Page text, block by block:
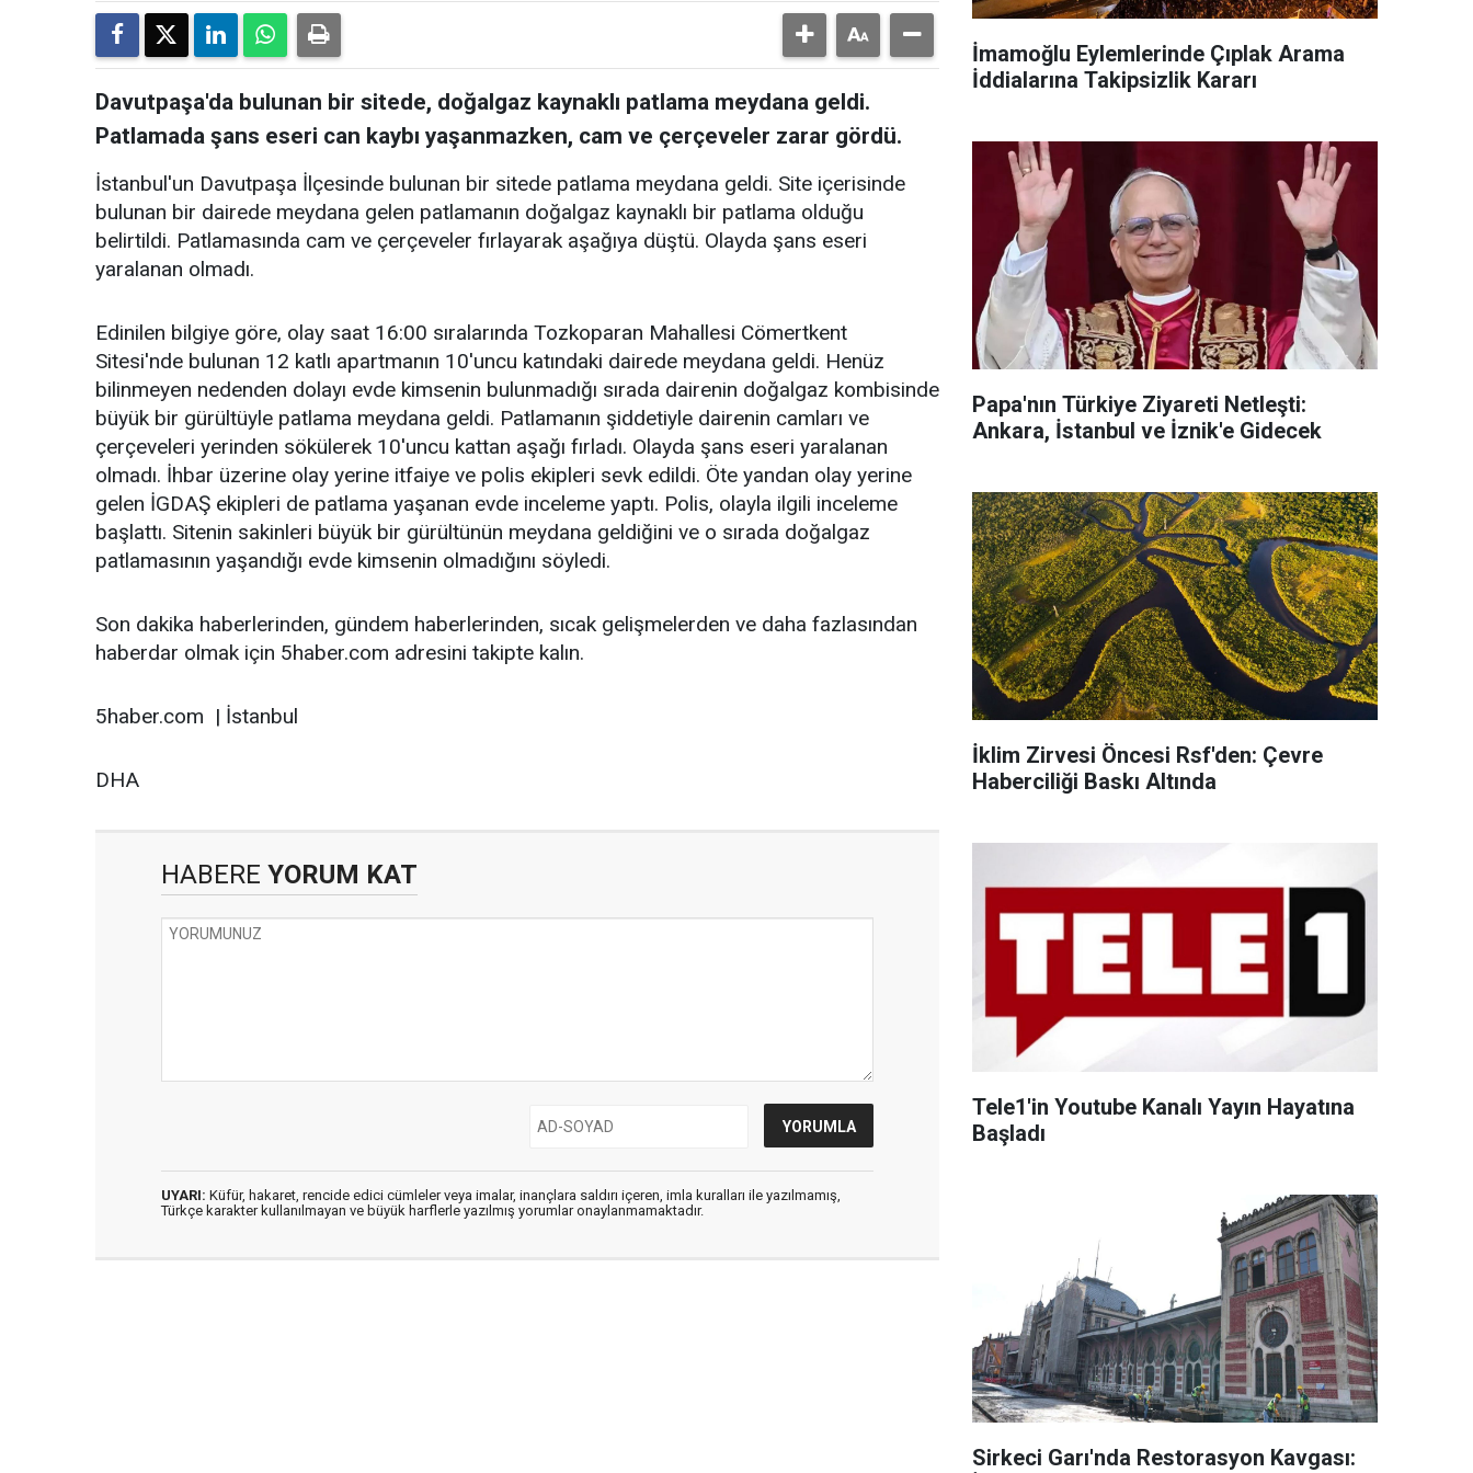
Davutpaşa'da bulunan bir sitede, doğalgaz kaynaklı patlama meydana geldi.
Patlamada şans eseri can kaybı yaşanmazken, cam ve çerçeveler zarar gördü.
İstanbul'un Davutpaşa İlçesinde bulunan bir sitede patlama meydana geldi. Site içerisinde
bulunan bir dairede meydana gelen patlamanın doğalgaz kaynaklı bir patlama olduğu
belirtildi. Patlamasında cam ve çerçeveler fırlayarak aşağıya düştü. Olayda şans eseri
yaralanan olmadı.
Edinilen bilgiye göre, olay saat 16:00 sıralarında Tozkoparan Mahallesi Cömertkent
Sitesi'nde bulunan 12 katlı apartmanın 10'uncu katındaki dairede meydana geldi. Henüz
bilinmeyen nedenden dolayı evde kimsenin bulunmadığı sırada dairenin doğalgaz kombisinde
büyük bir gürültüyle patlama meydana geldi. Patlamanın şiddetiyle dairenin camları ve
çerçeveleri yerinden sökülerek 10'uncu kattan aşağı fırladı. Olayda şans eseri yaralanan
olmadı. İhbar üzerine olay yerine itfaiye ve polis ekipleri sevk edildi. Öte yandan olay yerine
gelen İGDAŞ ekipleri de patlama yaşanan evde inceleme yaptı. Polis, olayla ilgili inceleme
başlattı. Sitenin sakinleri büyük bir gürültünün meydana geldiğini ve o sırada doğalgaz
patlamasının yaşandığı evde kimsenin olmadığını söyledi.
Son dakika haberlerinden, gündem haberlerinden, sıcak gelişmelerden ve daha fazlasından
haberdar olmak için 5haber.com adresini takipte kalın.
5haber.com | İstanbul
DHA
HABERE YORUM KAT
UYARI: Küfür, hakaret, rencide edici cümleler veya imalar, inançlara saldırı içeren, imla kuralları ile yazılmamış,
Türkçe karakter kullanılmayan ve büyük harflerle yazılmış yorumlar onaylanmamaktadır.
İmamoğlu Eylemlerinde Çıplak Arama
İddialarına Takipsizlik Kararı
Papa'nın Türkiye Ziyareti Netleşti:
Ankara, İstanbul ve İznik'e Gidecek
İklim Zirvesi Öncesi Rsf'den: Çevre
Haberciliği Baskı Altında
Tele1'in Youtube Kanalı Yayın Hayatına
Başladı
Sirkeci Garı'nda Restorasyon Kavgası: